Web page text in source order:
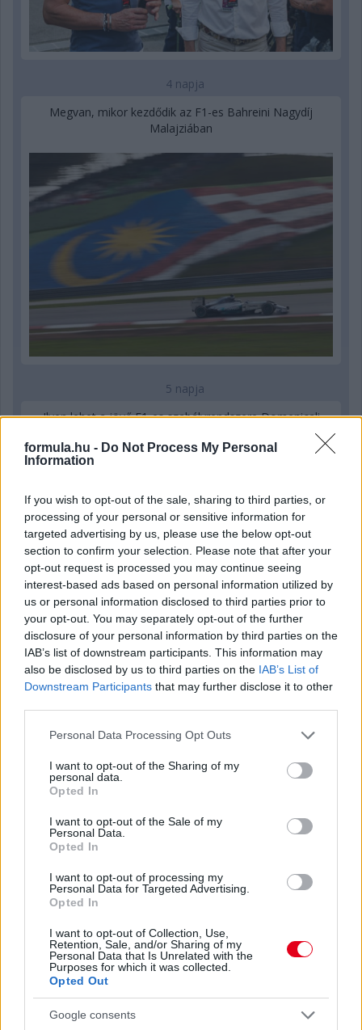
formula.hu - Do Not Process My Personal
Information
If you wish to opt-out of the sale, sharing to third parties, or
processing of your personal or sensitive information for
targeted advertising by us, please use the below opt-out
section to confirm your selection. Please note that after your
opt-out request is processed you may continue seeing
interest-based ads based on personal information utilized by
us or personal information disclosed to third parties prior to
your opt-out. You may separately opt-out of the further
disclosure of your personal information by third parties on the
IAB’s list of downstream participants. This information may
also be disclosed by us to third parties on the IAB’s List of
Downstream Participants that may further disclose it to other
Please note that this website/app uses one or more Google
not limited to your visit or usage behaviour. You may click to
grant or deny consent to Google and its third-party tags to
use your data for below specified purposes in below Google
consent section.
Personal Data Processing Opt Outs
I want to opt-out of the Sharing of my
personal data.
Opted In
I want to opt-out of the Sale of my
Personal Data.
Opted In
I want to opt-out of processing my
Personal Data for Targeted Advertising.
Opted In
I want to opt-out of Collection, Use,
Retention, Sale, and/or Sharing of my
Personal Data that Is Unrelated with the
Purposes for which it was collected.
Opted Out
Google consents
4 napja
Megvan, mikor kezdődik az F1-es Bahreini Nagydíj
Malajziában
5 napja
Ilyen lehet a jövő F1-es szabályrendszere Domenicali
5 napja
További tartalmak